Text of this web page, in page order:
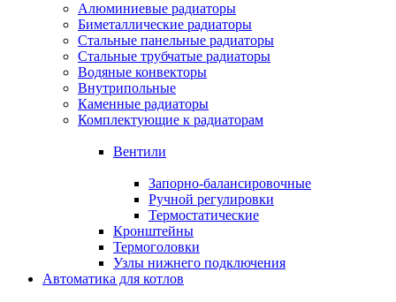
Алюминиевые радиаторы
Биметаллические радиаторы
Стальные панельные радиаторы
Стальные трубчатые радиаторы
Водяные конвекторы
Внутрипольные
Каменные радиаторы
Комплектующие к радиаторам
Вентили
Запорно-балансировочные
Ручной регулировки
Термостатические
Кронштейны
Термоголовки
Узлы нижнего подключения
Автоматика для котлов